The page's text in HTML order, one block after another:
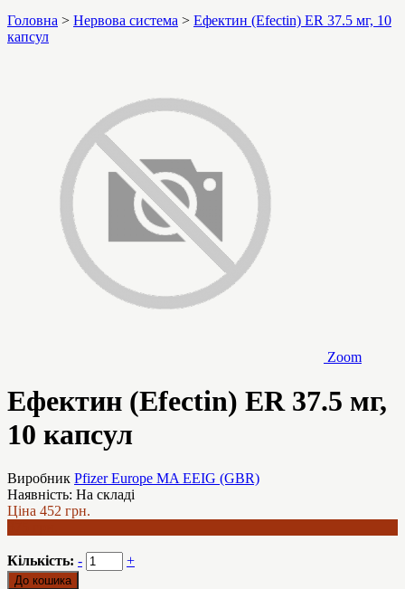
Головна > Нервова система > Ефектин (Efectin) ER 37.5 мг, 10
капсул
Zoom
Ефектин (Efectin) ER 37.5 мг,
10 капсул
Виробник Pfizer Europe MA EEIG (GBR)
Наявність: На складі
Ціна 452 грн.
Кількість: - +